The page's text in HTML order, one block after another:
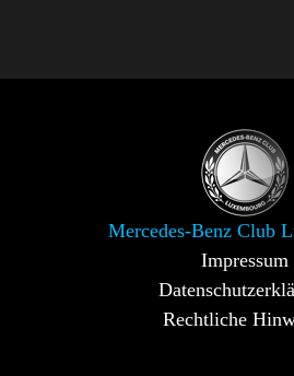
Mercedes-Benz Club
Impressum
Rechtliche